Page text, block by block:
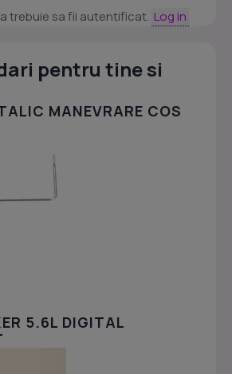
trebuie sa fii autentificat. Log in
pentru tine si
MANEVRARE COS
5.6L DIGITAL